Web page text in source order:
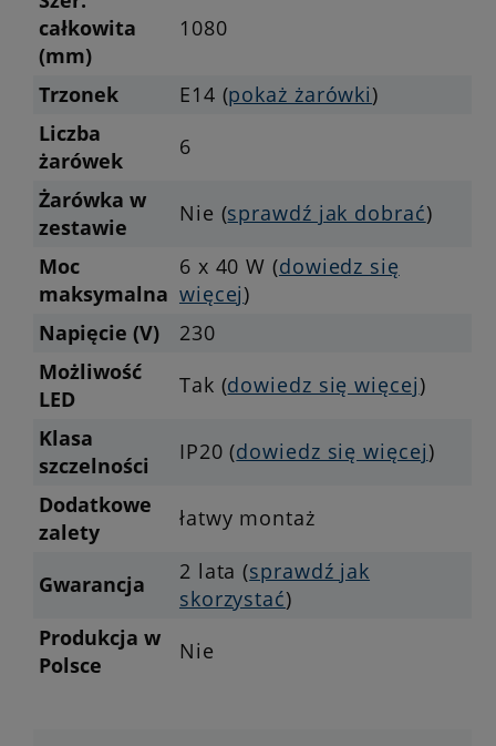
całkowita
(mm)
1080
Trzonek E14 (pokaż żarówki)
Liczba
żarówek
6
Żarówka w
zestawie
Nie (sprawdź jak dobrać)
Moc
maksymalna
6 x 40 W (dowiedz się
więcej)
Napięcie (V)
230
Możliwość
LED
Tak (dowiedz się więcej)
Klasa
szczelności
IP20 (dowiedz się więcej)
Dodatkowe
zalety
łatwy montaż
Gwarancja 2 lata (sprawdź jak
skorzystać)
Produkcja w
Polsce
Nie